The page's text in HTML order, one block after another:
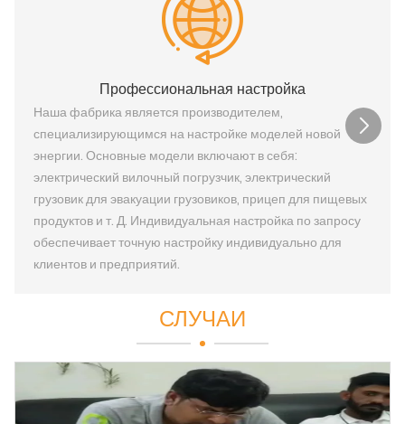
Профессиональная настройка
Наша фабрика является производителем,
специализирующимся на настройке моделей новой
энергии. Основные модели включают в себя:
электрический вилочный погрузчик, электрический
грузовик для эвакуации грузовиков, прицеп для пищевых
продуктов и т. Д. Индивидуальная настройка по запросу
обеспечивает точную настройку индивидуально для
клиентов и предприятий.
СЛУЧАИ